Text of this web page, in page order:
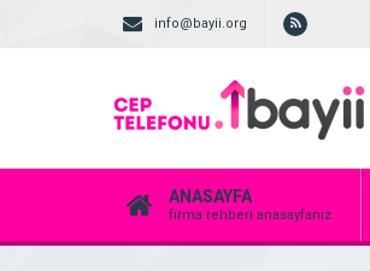
info@bayii.org
ANASAYFA
firma rehberi anasayfanız